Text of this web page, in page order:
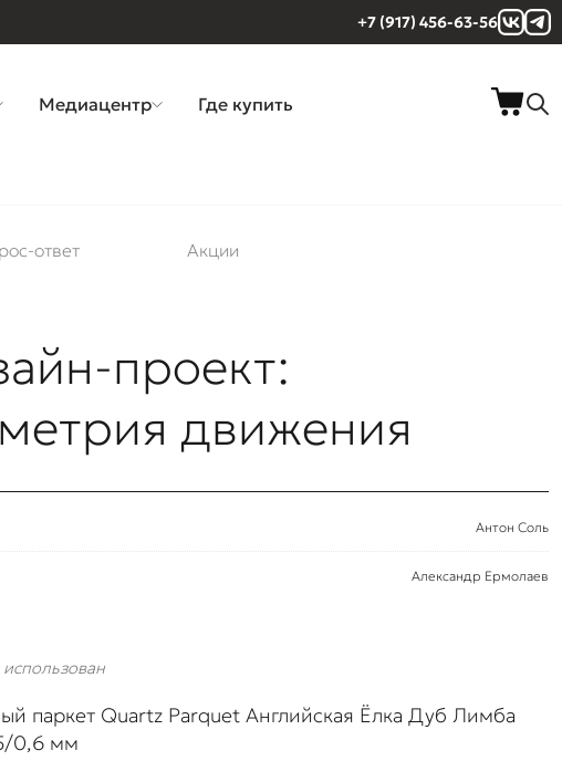
+7 (917) 456-63-56
Медиацентр Где купить
ответ Акции
проект:
движения
Антон Соль
Александр Ермолаев
паркет Quartz Parquet Английская Ёлка Дуб Лимба
0,6 мм